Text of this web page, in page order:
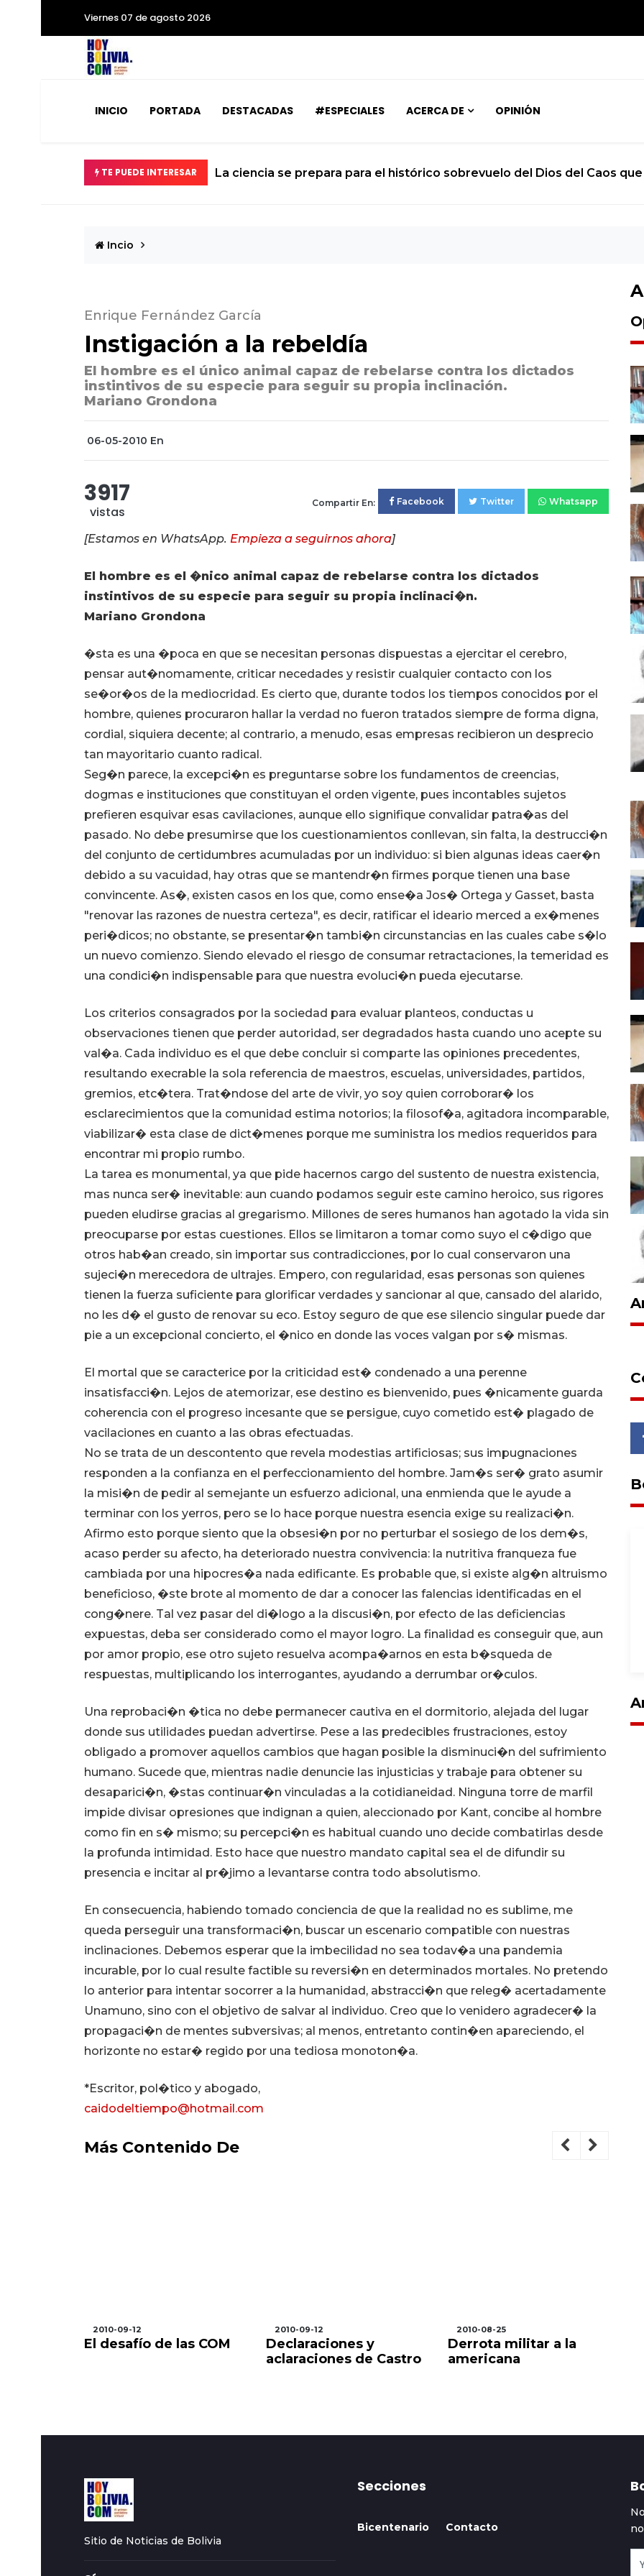
Viernes 07 de agosto 2026
INICIO PORTADA DESTACADAS #ESPECIALES ACERCA DE OPINIÓN
TE PUEDE INTERESAR
del Dios del Caos que rozará la Tierra El calvario de un joven atrapado en
Incio
Enrique Fernández García
Instigación a la rebeldía
El hombre es el único animal capaz de rebelarse contra los dictados
instintivos de su especie para seguir su propia inclinación.
Mariano Grondona
06-05-2010 En
3917
vistas
Compartir En: Facebook Twitter Whatsapp
[Estamos en WhatsApp. Empieza a seguirnos ahora]
El hombre es el �nico animal capaz de rebelarse contra los dictados
instintivos de su especie para seguir su propia inclinaci�n.
Mariano Grondona
�sta es una �poca en que se necesitan personas dispuestas a ejercitar el cerebro,
pensar aut�nomamente, criticar necedades y resistir cualquier contacto con los
se�or�os de la mediocridad. Es cierto que, durante todos los tiempos conocidos por el
hombre, quienes procuraron hallar la verdad no fueron tratados siempre de forma digna,
cordial, siquiera decente; al contrario, a menudo, esas empresas recibieron un desprecio
tan mayoritario cuanto radical.
Seg�n parece, la excepci�n es preguntarse sobre los fundamentos de creencias,
dogmas e instituciones que constituyan el orden vigente, pues incontables sujetos
prefieren esquivar esas cavilaciones, aunque ello signifique convalidar patra�as del
pasado. No debe presumirse que los cuestionamientos conllevan, sin falta, la destrucci�n
del conjunto de certidumbres acumuladas por un individuo: si bien algunas ideas caer�n
debido a su vacuidad, hay otras que se mantendr�n firmes porque tienen una base
convincente. As�, existen casos en los que, como ense�a Jos� Ortega y Gasset, basta
"renovar las razones de nuestra certeza", es decir, ratificar el ideario merced a ex�menes
peri�dicos; no obstante, se presentar�n tambi�n circunstancias en las cuales cabe s�lo
un nuevo comienzo. Siendo elevado el riesgo de consumar retractaciones, la temeridad es
una condici�n indispensable para que nuestra evoluci�n pueda ejecutarse.
Los criterios consagrados por la sociedad para evaluar planteos, conductas u
observaciones tienen que perder autoridad, ser degradados hasta cuando uno acepte su
val�a. Cada individuo es el que debe concluir si comparte las opiniones precedentes,
resultando execrable la sola referencia de maestros, escuelas, universidades, partidos,
gremios, etc�tera. Trat�ndose del arte de vivir, yo soy quien corroborar� los
esclarecimientos que la comunidad estima notorios; la filosof�a, agitadora incomparable,
viabilizar� esta clase de dict�menes porque me suministra los medios requeridos para
encontrar mi propio rumbo.
La tarea es monumental, ya que pide hacernos cargo del sustento de nuestra existencia,
mas nunca ser� inevitable: aun cuando podamos seguir este camino heroico, sus rigores
pueden eludirse gracias al gregarismo. Millones de seres humanos han agotado la vida sin
preocuparse por estas cuestiones. Ellos se limitaron a tomar como suyo el c�digo que
otros hab�an creado, sin importar sus contradicciones, por lo cual conservaron una
sujeci�n merecedora de ultrajes. Empero, con regularidad, esas personas son quienes
tienen la fuerza suficiente para glorificar verdades y sancionar al que, cansado del alarido,
no les d� el gusto de renovar su eco. Estoy seguro de que ese silencio singular puede dar
pie a un excepcional concierto, el �nico en donde las voces valgan por s� mismas.
El mortal que se caracterice por la criticidad est� condenado a una perenne
insatisfacci�n. Lejos de atemorizar, ese destino es bienvenido, pues �nicamente guarda
coherencia con el progreso incesante que se persigue, cuyo cometido est� plagado de
vacilaciones en cuanto a las obras efectuadas.
No se trata de un descontento que revela modestias artificiosas; sus impugnaciones
responden a la confianza en el perfeccionamiento del hombre. Jam�s ser� grato asumir
la misi�n de pedir al semejante un esfuerzo adicional, una enmienda que le ayude a
terminar con los yerros, pero se lo hace porque nuestra esencia exige su realizaci�n.
Afirmo esto porque siento que la obsesi�n por no perturbar el sosiego de los dem�s,
acaso perder su afecto, ha deteriorado nuestra convivencia: la nutritiva franqueza fue
cambiada por una hipocres�a nada edificante. Es probable que, si existe alg�n altruismo
beneficioso, �ste brote al momento de dar a conocer las falencias identificadas en el
cong�nere. Tal vez pasar del di�logo a la discusi�n, por efecto de las deficiencias
expuestas, deba ser considerado como el mayor logro. La finalidad es conseguir que, aun
por amor propio, ese otro sujeto resuelva acompa�arnos en esta b�squeda de
respuestas, multiplicando los interrogantes, ayudando a derrumbar or�culos.
Una reprobaci�n �tica no debe permanecer cautiva en el dormitorio, alejada del lugar
donde sus utilidades puedan advertirse. Pese a las predecibles frustraciones, estoy
obligado a promover aquellos cambios que hagan posible la disminuci�n del sufrimiento
humano. Sucede que, mientras nadie denuncie las injusticias y trabaje para obtener su
desaparici�n, �stas continuar�n vinculadas a la cotidianeidad. Ninguna torre de marfil
impide divisar opresiones que indignan a quien, aleccionado por Kant, concibe al hombre
como fin en s� mismo; su percepci�n es habitual cuando uno decide combatirlas desde
la profunda intimidad. Esto hace que nuestro mandato capital sea el de difundir su
presencia e incitar al pr�jimo a levantarse contra todo absolutismo.
En consecuencia, habiendo tomado conciencia de que la realidad no es sublime, me
queda perseguir una transformaci�n, buscar un escenario compatible con nuestras
inclinaciones. Debemos esperar que la imbecilidad no sea todav�a una pandemia
incurable, por lo cual resulte factible su reversi�n en determinados mortales. No pretendo
lo anterior para intentar socorrer a la humanidad, abstracci�n que releg� acertadamente
Unamuno, sino con el objetivo de salvar al individuo. Creo que lo venidero agradecer� la
propagaci�n de mentes subversivas; al menos, entretanto contin�en apareciendo, el
horizonte no estar� regido por una tediosa monoton�a.
*Escritor, pol�tico y abogado,
caidodeltiempo@hotmail.com
Más Contenido De
2010-09-12
El desafío de las COM
2010-09-12
Declaraciones y
aclaraciones de Castro
2010-08-25
Derrota militar a la
americana
Sitio de Noticias de Bolivia
Secciones
Bicentenario Contacto